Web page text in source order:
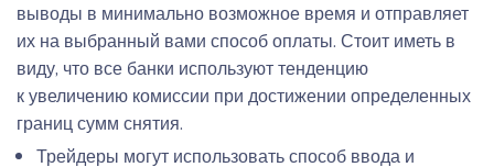
выводы в минимально возможное время и отправляет
их на выбранный вами способ оплаты. Стоит иметь в
виду, что все банки используют тенденцию
к увеличению комиссии при достижении определенных
границ сумм снятия.
Трейдеры могут использовать способ ввода и